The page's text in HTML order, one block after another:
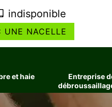
indisponible
UNE NACELLE
et haie
Entreprise